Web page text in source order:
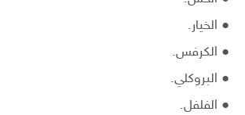
● الخيار.
● الكرفس.
● البروكلي.
● الفلفل.